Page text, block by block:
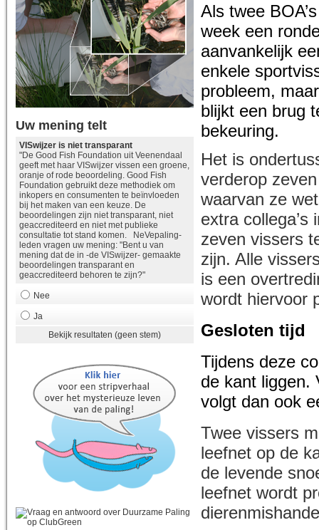
Uw mening telt
VISwijzer is niet transparant
"De Good Fish Foundation uit Veenendaal
geeft met haar VISwijzer vissen een groene,
oranje of rode beoordeling. Good Fish
Foundation gebruikt deze methodiek om
inkopers en consumenten te beïnvloeden
bij het maken van een keuze. De
beoordelingen zijn niet transparant, niet
geaccrediteerd en niet met publieke
consultatie tot stand komen. NeVepaling-
leden vragen uw mening: "Bent u van
mening dat de in -de VISwijzer- gemaakte
beoordelingen transparant en
geaccrediteerd behoren te zijn?"
Nee
Ja
Bekijk resultaten (geen stem)
Als twee
week een
aanvankelijk
enkele
probleem,
blijkt een brug
bekeuring.
Het is
verderop
waarvan ze
extra
zeven vissers
zijn. Alle
is een
wordt hiervoor
Gesloten tijd
Tijdens deze
de kant liggen.
volgt dan ook
Twee vissers
leefnet op de
de levende
leefnet wordt